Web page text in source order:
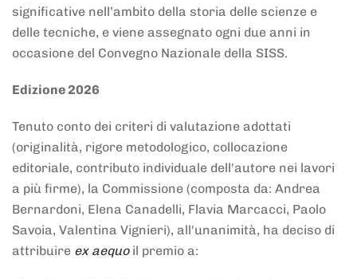
significative nell’ambito della storia delle scienze e
delle tecniche, e viene assegnato ogni due anni in
occasione del Convegno Nazionale della SISS.
Edizione 2026
Tenuto conto dei criteri di valutazione adottati
(originalità, rigore metodologico, collocazione
editoriale, contributo individuale dell'autore nei lavori
a più firme), la Commissione (composta da: Andrea
Bernardoni, Elena Canadelli, Flavia Marcacci, Paolo
Savoia, Valentina Vignieri), all'unanimità, ha deciso di
attribuire ex aequoil premio a: